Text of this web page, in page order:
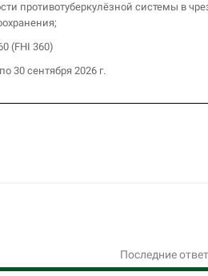
противотуберкулёзной системы в
(FHI 360)
30 сентября 2026 г.
Последние